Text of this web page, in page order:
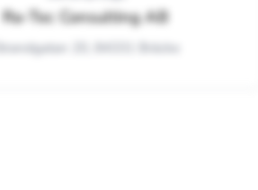
Ra-Tec Consulting AB
Strandgatan 20, 84331 Bräcke